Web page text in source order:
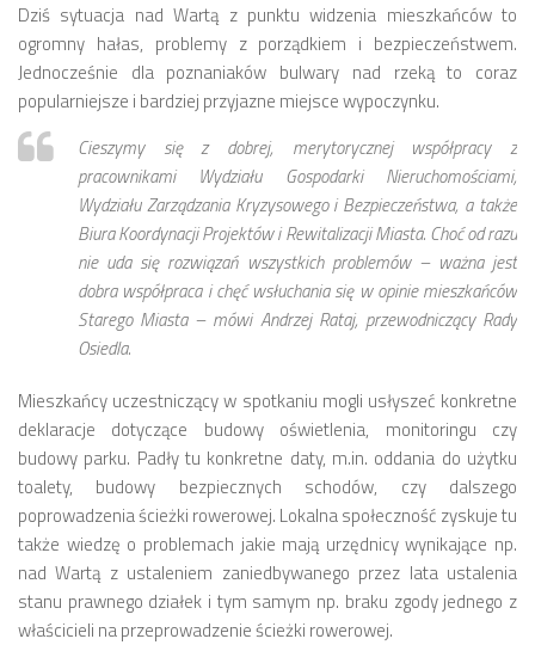
Strefa Tempo 30
Strefa Tempo 30 – Opinia Rady Osiedla
Strefa Tempo 30 – etap II i III
Strefa Tempo 30 – etap IV
Nowa organizacja ruchu – ul. Św. Marcin, Ratajczaka, Al.
Marcinkowskiego (Tempo 30)
Archiwum konsultacji
Galeria
Kontakt
Dla mediów
Dziś sytuacja nad Wartą z punktu widzenia mieszkańców to
ogromny hałas, problemy z porządkiem i bezpieczeństwem.
Jednocześnie dla poznaniaków bulwary nad rzeką to coraz
popularniejsze i bardziej przyjazne miejsce wypoczynku.
Cieszymy się z dobrej, merytorycznej współpracy z
pracownikami Wydziału Gospodarki Nieruchomościami,
Wydziału Zarządzania Kryzysowego i Bezpieczeństwa, a także
Biura Koordynacji Projektów i Rewitalizacji Miasta. Choć od razu
nie uda się rozwiązań wszystkich problemów – ważna jest
dobra współpraca i chęć wsłuchania się w opinie mieszkańców
Starego Miasta – mówi Andrzej Rataj, przewodniczący Rady
Osiedla.
Mieszkańcy uczestniczący w spotkaniu mogli usłyszeć konkretne
deklaracje dotyczące budowy oświetlenia, monitoringu czy
budowy parku. Padły tu konkretne daty, m.in. oddania do użytku
toalety, budowy bezpiecznych schodów, czy dalszego
poprowadzenia ścieżki rowerowej. Lokalna społeczność zyskuje tu
także wiedzę o problemach jakie mają urzędnicy wynikające np.
nad Wartą z ustaleniem zaniedbywanego przez lata ustalenia
stanu prawnego działek i tym samym np. braku zgody jednego z
właścicieli na przeprowadzenie ścieżki rowerowej.